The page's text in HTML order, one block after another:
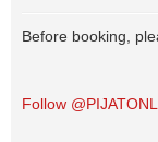
Before booking,
Follow